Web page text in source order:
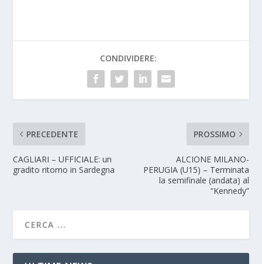
CONDIVIDERE:
PRECEDENTE
CAGLIARI – UFFICIALE: un
gradito ritorno in Sardegna
PROSSIMO
ALCIONE MILANO-
PERUGIA (U15) – Terminata
la semifinale (andata) al
“Kennedy”